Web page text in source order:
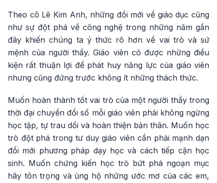
Theo cô Lê Kim Anh, những đổi mới về giáo dục cũng
như sự đột phá về công nghệ trong những năm gần
đây khiến chúng ta ý thức rõ hơn về vai trò và sứ
mệnh của người thầy. Giáo viên có được những điều
kiện rất thuận lợi để phát huy năng lực của giáo viên
nhưng cũng đứng trước không ít những thách thức.
Muốn hoàn thành tốt vai trò của một người thầy trong
thời đại chuyển đổi số mỗi giáo viên phải không ngừng
học tập, tự trau dồi và hoàn thiện bản thân. Muốn học
trò đột phá trong tư duy giáo viên cần phải mạnh dạn
đổi mới phương pháp dạy học và cách tiếp cận học
sinh. Muốn chứng kiến học trò bứt phá ngoạn mục
hãy tôn trọng và ủng hộ những ước mơ của các em,